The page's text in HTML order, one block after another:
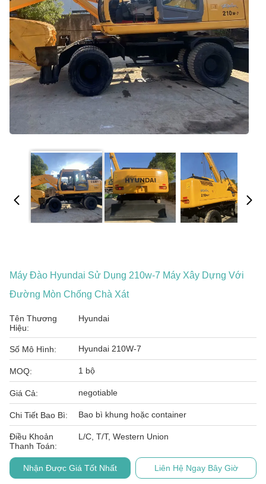
Máy Đào Hyundai Sử Dụng 210w-7 Máy Xây Dựng Với
Đường Mòn Chống Chà Xát
Tên Thương
Hiệu:
Hyundai
Số Mô Hình: Hyundai 210W-7
MOQ: 1 bộ
Giá Cả: negotiable
Chi Tiết Bao Bì: Bao bì khung hoặc container
Điều Khoản
Thanh Toán:
L/C, T/T, Western Union
Nhận Được Giá Tốt Nhất Liên Hệ Ngay Bây Giờ